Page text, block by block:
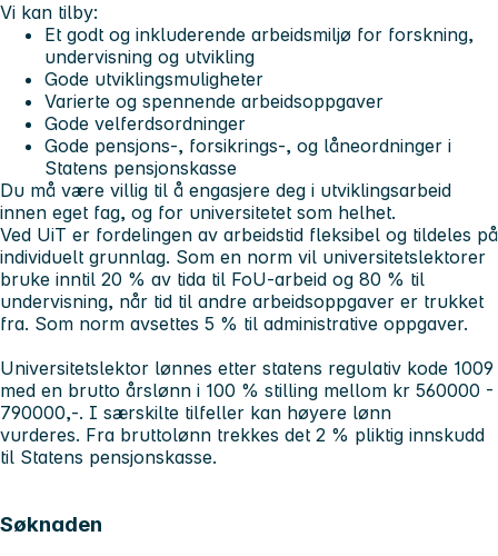
Vi kan tilby:
Et godt og inkluderende arbeidsmiljø for forskning,
undervisning og utvikling
Gode utviklingsmuligheter
Varierte og spennende arbeidsoppgaver
Gode velferdsordninger
Gode pensjons-, forsikrings-, og låneordninger i
Statens pensjonskasse
Du må være villig til å engasjere deg i utviklingsarbeid
innen eget fag, og for universitetet som helhet.
Ved UiT er fordelingen av arbeidstid fleksibel og tildeles på
individuelt grunnlag. Som en norm vil universitetslektorer
bruke inntil 20 % av tida til FoU-arbeid og 80 % til
undervisning, når tid til andre arbeidsoppgaver er trukket
fra. Som norm avsettes 5 % til administrative oppgaver.
Universitetslektor lønnes etter statens regulativ kode 1009
med en brutto årslønn i 100 % stilling mellom kr 560000 -
790000,-. I særskilte tilfeller kan høyere lønn
vurderes. Fra bruttolønn trekkes det 2 % pliktig innskudd
til Statens pensjonskasse.
Søknaden